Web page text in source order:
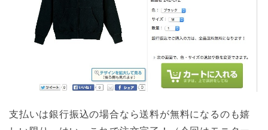
支払いは銀行振込の場合なら送料が無料になるのも嬉